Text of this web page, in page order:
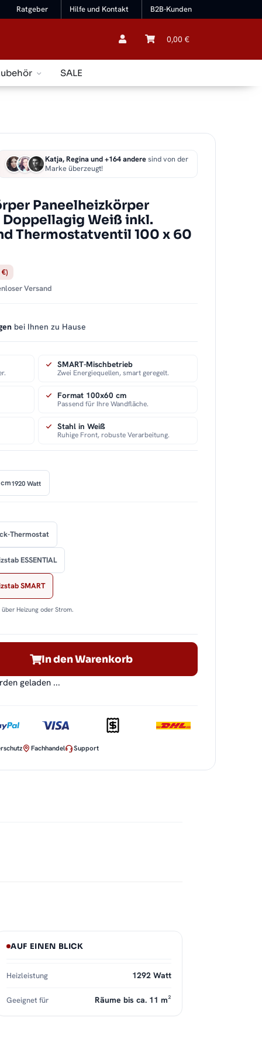
Ratgeber Hilfe und Kontakt B2B-Kunden
0,00 €
SALE
Katja, Regina und +164 anderesind von der
Marke überzeugt!
Paneelheizkörper
Doppellagig Weiß inkl.
Thermostatventil 100 x 60
Versand
bei Ihnen zu Hause
SMART-Mischbetrieb
Zwei Energiequellen, smart geregelt.
Format 100x60 cm
Passend für Ihre Wandfläche.
Stahl in Weiß
Ruhige Front, robuste Verarbeitung.
1920 Watt
Thermostat
ESSENTIAL
SMART
Heizung oder Strom.
In den Warenkorb
geladen ...
Fachhandel Support
AUF EINEN BLICK
Heizleistung 1292 Watt
Geeignet für Räume bis ca. 11 m²